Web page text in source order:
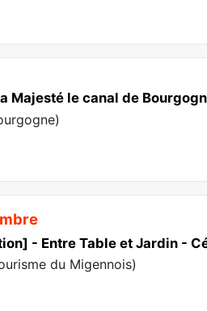
Majesté le canal de
)
- Entre Table et Jardin -
du Migennois)